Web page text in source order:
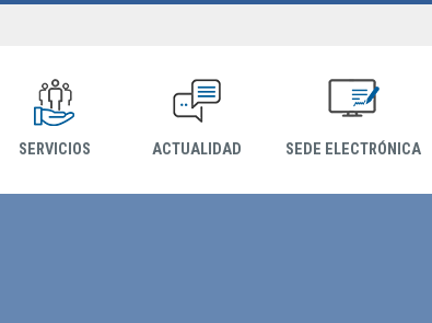
SERVICIOS ACTUALIDAD SEDE ELECTRÓNICA